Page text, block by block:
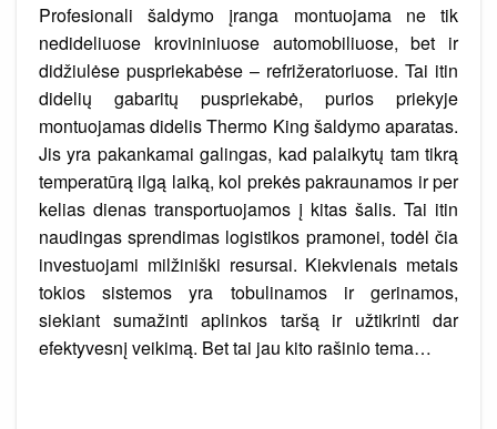
Profesionali šaldymo įranga montuojama ne tik
nedideliuose krovininiuose automobiliuose, bet ir
didžiulėse puspriekabėse – refrižeratoriuose. Tai itin
didelių gabaritų puspriekabė, purios priekyje
montuojamas didelis Thermo King šaldymo aparatas.
Jis yra pakankamai galingas, kad palaikytų tam tikrą
temperatūrą ilgą laiką, kol prekės pakraunamos ir per
kelias dienas transportuojamos į kitas šalis. Tai itin
naudingas sprendimas logistikos pramonei, todėl čia
investuojami milžiniški resursai. Kiekvienais metais
tokios sistemos yra tobulinamos ir gerinamos,
siekiant sumažinti aplinkos taršą ir užtikrinti dar
efektyvesnį veikimą. Bet tai jau kito rašinio tema…